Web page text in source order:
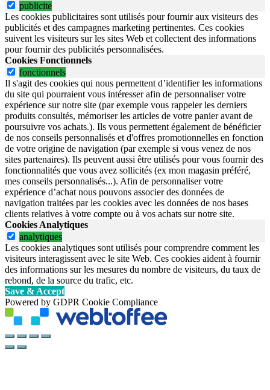
publicite
Les cookies publicitaires sont utilisés pour fournir aux visiteurs des
publicités et des campagnes marketing pertinentes. Ces cookies
suivent les visiteurs sur les sites Web et collectent des informations
pour fournir des publicités personnalisées.
Cookies Fonctionnels
fonctionnels
Il s'agit des cookies qui nous permettent d’identifier les informations
du site qui pourraient vous intéresser afin de personnaliser votre
expérience sur notre site (par exemple vous rappeler les derniers
produits consultés, mémoriser les articles de votre panier avant de
poursuivre vos achats.). Ils vous permettent également de bénéficier
de nos conseils personnalisés et d'offres promotionnelles en fonction
de votre origine de navigation (par exemple si vous venez de nos
sites partenaires). Ils peuvent aussi être utilisés pour vous fournir des
fonctionnalités que vous avez sollicités (ex mon magasin préféré,
mes conseils personnalisés...). Afin de personnaliser votre
expérience d’achat nous pouvons associer des données de
navigation traitées par les cookies avec les données de nos bases
clients relatives à votre compte ou à vos achats sur notre site.
Cookies Analytiques
analytiques
Les cookies analytiques sont utilisés pour comprendre comment les
visiteurs interagissent avec le site Web. Ces cookies aident à fournir
des informations sur les mesures du nombre de visiteurs, du taux de
rebond, de la source du trafic, etc.
Save & Accept
Powered by GDPR Cookie Compliance